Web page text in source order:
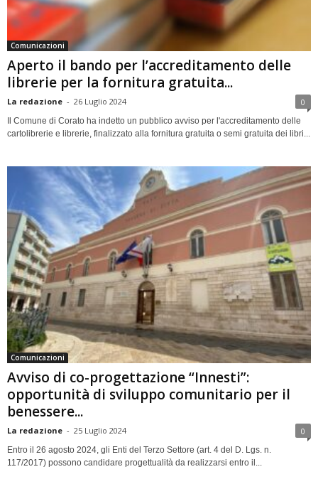
Comunicazioni
Aperto il bando per l’accreditamento delle
librerie per la fornitura gratuita...
La redazione - 26 Luglio 2024 0
Il Comune di Corato ha indetto un pubblico avviso per l'accreditamento delle
cartolibrerie e librerie, finalizzato alla fornitura gratuita o semi gratuita dei libri...
Comunicazioni
Avviso di co-progettazione “Innesti”:
opportunità di sviluppo comunitario per il
benessere...
La redazione - 25 Luglio 2024 0
Entro il 26 agosto 2024, gli Enti del Terzo Settore (art. 4 del D. Lgs. n.
117/2017) possono candidare progettualità da realizzarsi entro il...